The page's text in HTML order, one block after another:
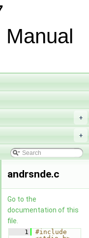
Manual
+
+
andrsnde.c
Go to the
documentation of this
file.
    1
#include